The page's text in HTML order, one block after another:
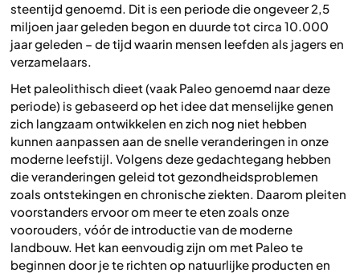
steentijd genoemd. Dit is een periode die ongeveer 2,5
miljoen jaar geleden begon en duurde tot circa 10.000
jaar geleden – de tijd waarin mensen leefden als jagers en
verzamelaars.
Het paleolithisch dieet (vaak Paleo genoemd naar deze
periode) is gebaseerd op het idee dat menselijke genen
zich langzaam ontwikkelen en zich nog niet hebben
kunnen aanpassen aan de snelle veranderingen in onze
moderne leefstijl. Volgens deze gedachtegang hebben
die veranderingen geleid tot gezondheidsproblemen
zoals ontstekingen en chronische ziekten. Daarom pleiten
voorstanders ervoor om meer te eten zoals onze
voorouders, vóór de introductie van de moderne
landbouw. Het kan eenvoudig zijn om met Paleo te
beginnen door je te richten op natuurlijke producten en